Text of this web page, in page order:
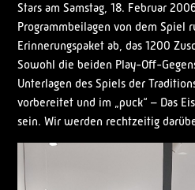
Stars am Samstag, 18. Februar
Programmbeilagen von dem Spiel
Erinnerungspaket ab, das 1200
Sowohl die beiden Play-Off-
Unterlagen des Spiels der
vorbereitet und im „puck“ – Das
sein. Wir werden rechtzeitig